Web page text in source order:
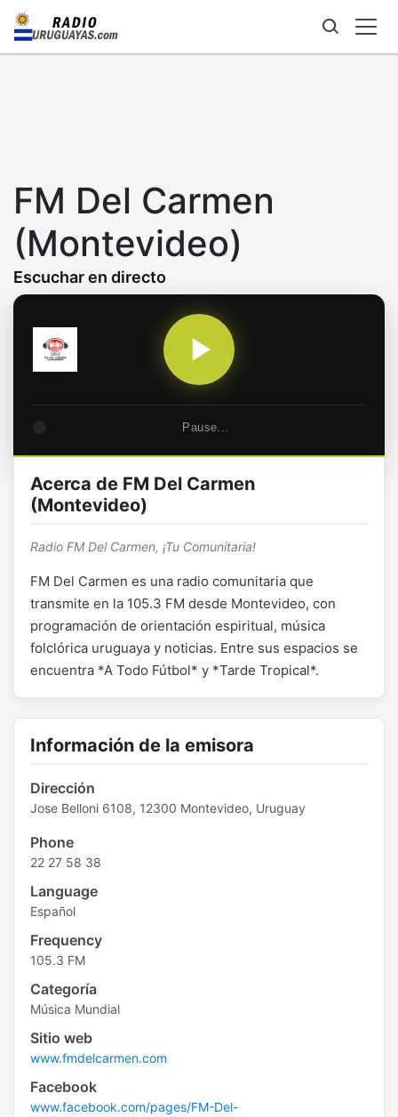
Skip
main
FM Del Carmen
(Montevideo)
Escuchar en directo
Pause...
Acerca de FM Del Carmen
(Montevideo)
Radio FM Del Carmen, ¡Tu Comunitaria!
FM Del Carmen es una radio comunitaria que
transmite en la 105.3 FM desde Montevideo, con
programación de orientación espiritual, música
folclórica uruguaya y noticias. Entre sus espacios se
encuentra *A Todo Fútbol* y *Tarde Tropical*.
Información de la emisora
Dirección
Jose Belloni 6108, 12300 Montevideo, Uruguay
Phone
22 27 58 38
Language
Español
Frequency
105.3 FM
Categoría
Música Mundial
Sitio web
www.fmdelcarmen.com
Facebook
www.facebook.com/pages/FM-Del-